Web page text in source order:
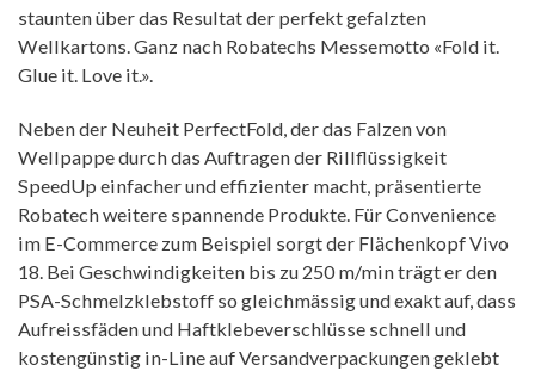
staunten über das Resultat der perfekt gefalzten
Wellkartons. Ganz nach Robatechs Messemotto «Fold it.
Glue it. Love it.».
Neben der Neuheit PerfectFold, der das Falzen von
Wellpappe durch das Auftragen der Rillflüssigkeit
SpeedUp einfacher und effizienter macht, präsentierte
Robatech weitere spannende Produkte. Für Convenience
im E-Commerce zum Beispiel sorgt der Flächenkopf Vivo
18. Bei Geschwindigkeiten bis zu 250 m/min trägt er den
PSA-Schmelzklebstoff so gleichmässig und exakt auf, dass
Aufreissfäden und Haftklebeverschlüsse schnell und
kostengünstig in-Line auf Versandverpackungen geklebt